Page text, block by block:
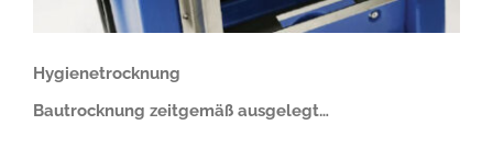
Hygienetrocknung
Bautrocknung zeitgemäß ausgelegt…